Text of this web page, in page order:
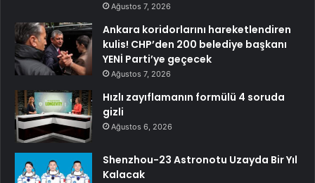
Ağustos 7, 2026
Ankara koridorlarını hareketlendiren
kulis! CHP’den 200 belediye başkanı
YENİ Parti’ye geçecek
Ağustos 7, 2026
Hızlı zayıflamanın formülü 4 soruda
gizli
Ağustos 6, 2026
Shenzhou-23 Astronotu Uzayda Bir Yıl
Kalacak